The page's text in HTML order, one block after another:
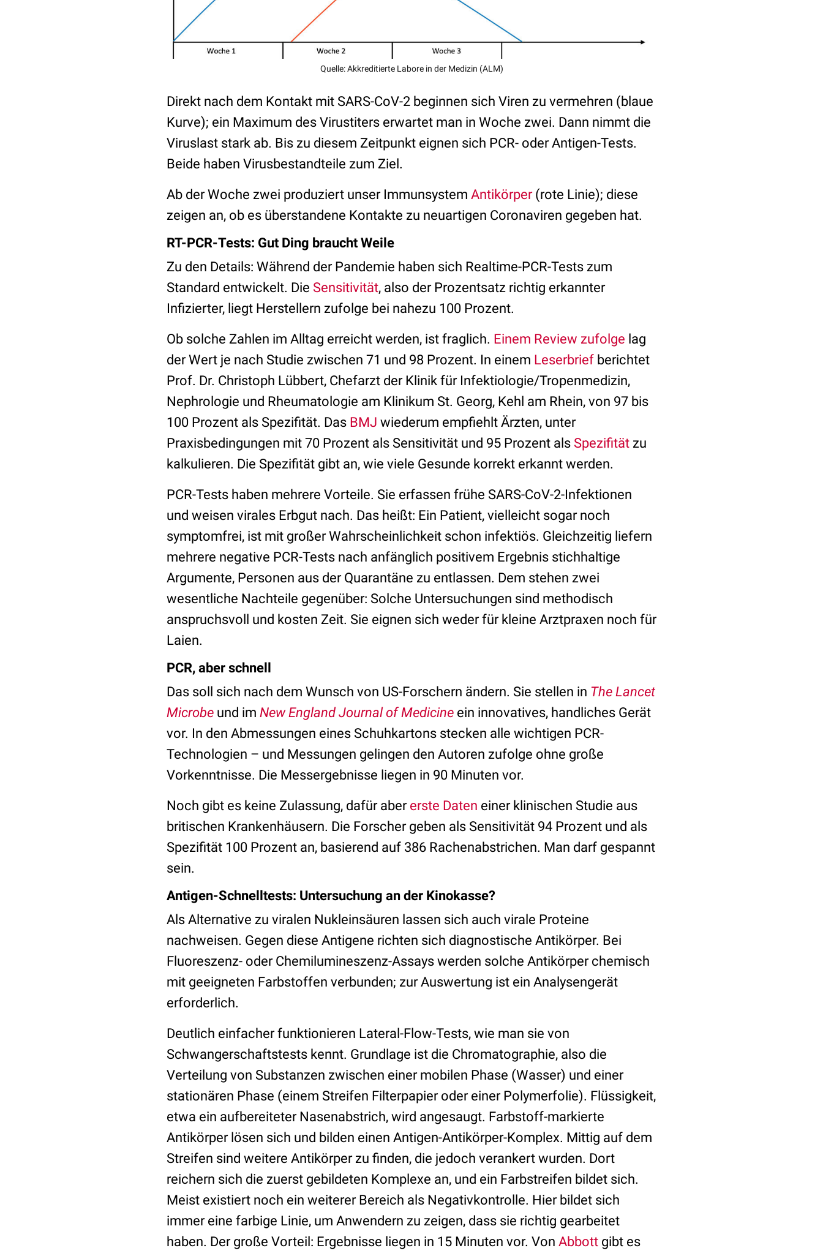
Quelle: Akkreditierte Labore in der Medizin (ALM)
Direkt nach dem Kontakt mit SARS-CoV-2 beginnen sich Viren zu vermehren (blaue
Kurve); ein Maximum des Virustiters erwartet man in Woche zwei. Dann nimmt die
Viruslast stark ab. Bis zu diesem Zeitpunkt eignen sich PCR- oder Antigen-Tests.
Beide haben Virusbestandteile zum Ziel.
Ab der Woche zwei produziert unser Immunsystem Antikörper(rote Linie); diese
zeigen an, ob es überstandene Kontakte zu neuartigen Coronaviren gegeben hat.
RT-PCR-Tests: Gut Ding braucht Weile
Zu den Details: Während der Pandemie haben sich Realtime-PCR-Tests zum
Standard entwickelt. Die Sensitivität, also der Prozentsatz richtig erkannter
Infizierter, liegt Herstellern zufolge bei nahezu 100 Prozent.
Ob solche Zahlen im Alltag erreicht werden, ist fraglich. Einem Review zufolge lag
der Wert je nach Studie zwischen 71 und 98 Prozent. In einem Leserbrief berichtet
Prof. Dr. Christoph Lübbert, Chefarzt der Klinik für Infektiologie/Tropenmedizin,
Nephrologie und Rheumatologie am Klinikum St. Georg, Kehl am Rhein, von 97 bis
100 Prozent als Spezifität. Das BMJ wiederum empfiehlt Ärzten, unter
Praxisbedingungen mit 70 Prozent als Sensitivität und 95 Prozent als Spezifität zu
kalkulieren. Die Spezifität gibt an, wie viele Gesunde korrekt erkannt werden.
PCR-Tests haben mehrere Vorteile. Sie erfassen frühe SARS-CoV-2-Infektionen
und weisen virales Erbgut nach. Das heißt: Ein Patient, vielleicht sogar noch
symptomfrei, ist mit großer Wahrscheinlichkeit schon infektiös. Gleichzeitig liefern
mehrere negative PCR-Tests nach anfänglich positivem Ergebnis stichhaltige
Argumente, Personen aus der Quarantäne zu entlassen. Dem stehen zwei
wesentliche Nachteile gegenüber: Solche Untersuchungen sind methodisch
anspruchsvoll und kosten Zeit. Sie eignen sich weder für kleine Arztpraxen noch für
Laien.
PCR, aber schnell
Das soll sich nach dem Wunsch von US-Forschern ändern. Sie stellen in The Lancet
Microbe und im New England Journal of Medicine ein innovatives, handliches Gerät
vor. In den Abmessungen eines Schuhkartons stecken alle wichtigen PCR-
Technologien – und Messungen gelingen den Autoren zufolge ohne große
Vorkenntnisse. Die Messergebnisse liegen in 90 Minuten vor.
Noch gibt es keine Zulassung, dafür aber erste Daten einer klinischen Studie aus
britischen Krankenhäusern. Die Forscher geben als Sensitivität 94 Prozent und als
Spezifität 100 Prozent an, basierend auf 386 Rachenabstrichen. Man darf gespannt
sein.
Antigen-Schnelltests: Untersuchung an der Kinokasse?
Als Alternative zu viralen Nukleinsäuren lassen sich auch virale Proteine
nachweisen. Gegen diese Antigene richten sich diagnostische Antikörper. Bei
Fluoreszenz- oder Chemilumineszenz-Assays werden solche Antikörper chemisch
mit geeigneten Farbstoffen verbunden; zur Auswertung ist ein Analysengerät
erforderlich.
Deutlich einfacher funktionieren Lateral-Flow-Tests, wie man sie von
Schwangerschaftstests kennt. Grundlage ist die Chromatographie, also die
Verteilung von Substanzen zwischen einer mobilen Phase (Wasser) und einer
stationären Phase (einem Streifen Filterpapier oder einer Polymerfolie). Flüssigkeit,
etwa ein aufbereiteter Nasenabstrich, wird angesaugt. Farbstoff-markierte
Antikörper lösen sich und bilden einen Antigen-Antikörper-Komplex. Mittig auf dem
Streifen sind weitere Antikörper zu finden, die jedoch verankert wurden. Dort
reichern sich die zuerst gebildeten Komplexe an, und ein Farbstreifen bildet sich.
Meist existiert noch ein weiterer Bereich als Negativkontrolle. Hier bildet sich
immer eine farbige Linie, um Anwendern zu zeigen, dass sie richtig gearbeitet
haben. Der große Vorteil: Ergebnisse liegen in 15 Minuten vor. Von Abbott gibt es